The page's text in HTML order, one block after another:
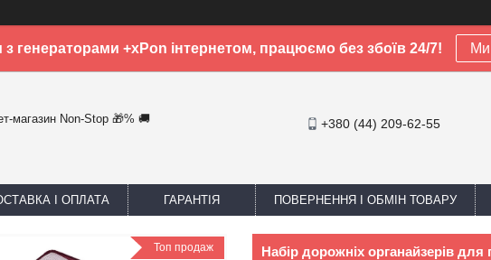
з генераторами +xPon інтернетом, працюємо без збоїв 24/7! Ми
магазин Non-Stop 🎁% 🚚
+380 (44) 209-62-55
І ОПЛАТА ГАРАНТІЯ ПОВЕРНЕННЯ І ОБМІН ТОВАРУ
Топ продаж
Набір дорожніх органайзерів